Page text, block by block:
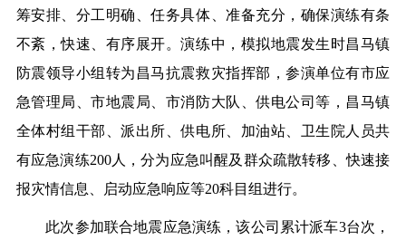
筹安排、分工明确、任务具体、准备充分，确保演练有条
不紊，快速、有序展开。演练中，模拟地震发生时昌马镇
防震领导小组转为昌马抗震救灾指挥部，参演单位有市应
急管理局、市地震局、市消防大队、供电公司等，昌马镇
全体村组干部、派出所、供电所、加油站、卫生院人员共
有应急演练200人，分为应急叫醒及群众疏散转移、快速接
报灾情信息、启动应急响应等20科目组进行。
此次参加联合地震应急演练，该公司累计派车3台次，